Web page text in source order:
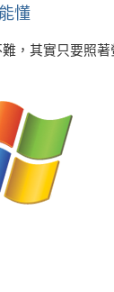
懂
，其實只要照